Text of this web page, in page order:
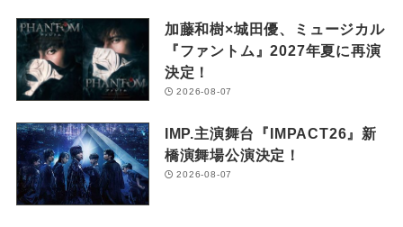
加藤和樹×城田優、ミュージカル
『ファントム』2027年夏に再演
決定！
2026-08-07
IMP.主演舞台『IMPACT26』新
橋演舞場公演決定！
2026-08-07